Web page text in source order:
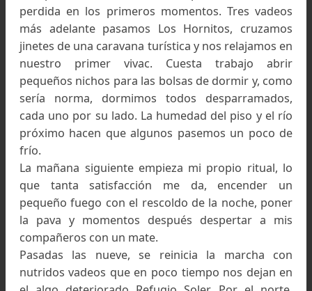
anterior habíamos dejado un vehículo en
Cuevas.
Al cuerpo le cuesta adaptarse.
durante un buen rato, con rumbo este,
altura hasta que a 2.850 metros de altura,
profundas y áridas cañadas torcemos al sur
atravesar el Río de Las Peñas.
Detenerse y descalzarse, pantalones,
medias a la mochila, quitarse o arremangarse
pantalones. Pocos pasos pero con cierto
porque las rocas del fondo están cubiertas
vegetación y los pies patinan.
No lo sabemos pero será el primero de
decenas de vadeos.